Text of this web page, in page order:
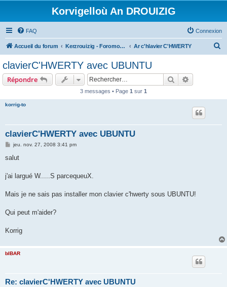
Korvigelloù An DROUIZIG
FAQ Connexion
Accueil du forum Kerzrouizig - Foromoù An Drouizig Ar c'hlavier C'HWERTY
clavierC'HWERTY avec UBUNTU
Répondre Rechercher
3 messages • Page 1 sur 1
korrig-to
clavierC'HWERTY avec UBUNTU
M
s
g
jeu. nov. 27, 2008 3:41 pm
salut
j'ai largué W.....S parcequeuX.
Mais je ne sais pas installer mon clavier c'hwerty sous UBUNTU!
Qui peut m'aider?
Korrig
bIBAR
Re: clavierC'HWERTY avec UBUNTU